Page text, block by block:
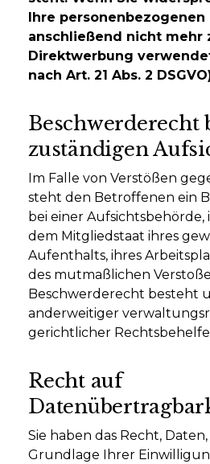
Ihre personenbezogenen
anschließend nicht mehr
Direktwerbung
nach Art. 21 Abs. 2
Beschwerderecht
zuständigen
Im Falle von Verstößen
steht den Betroffenen ein
bei einer Aufsichtsbehörde,
dem Mitgliedstaat ihres
Aufenthalts, ihres
des mutmaßlichen
Beschwerderecht besteht
anderweitiger
gerichtlicher
Recht auf
Sie haben das Recht,
Grundlage Ihrer